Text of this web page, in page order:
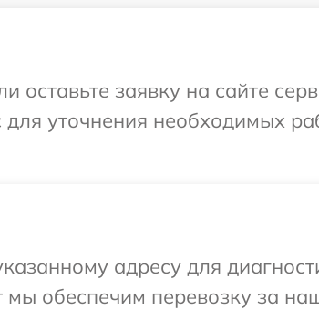
оставьте заявку на сайте
уточнения необходимых
адресу для
обеспечим перевозку за